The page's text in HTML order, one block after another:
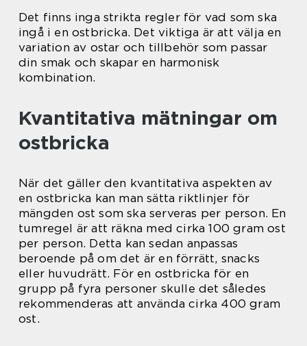
Det finns inga strikta regler för vad som ska
ingå i en ostbricka. Det viktiga är att välja en
variation av ostar och tillbehör som passar
din smak och skapar en harmonisk
kombination.
Kvantitativa mätningar om
ostbricka
När det gäller den kvantitativa aspekten av
en ostbricka kan man sätta riktlinjer för
mängden ost som ska serveras per person. En
tumregel är att räkna med cirka 100 gram ost
per person. Detta kan sedan anpassas
beroende på om det är en förrätt, snacks
eller huvudrätt. För en ostbricka för en
grupp på fyra personer skulle det således
rekommenderas att använda cirka 400 gram
ost.